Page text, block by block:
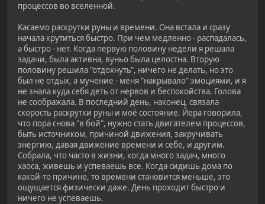
процессов во вселенной.
Касаемо раскрутки руны и времени. Она встала и сразу
начала крутиться быстро. При чем медленно - распадалась,
а быстро - нет. Когда первую половину недели я решала
задачи, была активна, вуньо была целостна. Вторую
половину решила "отдохнуть", ничего не делать, но это
был не отдых, а мучение - меня "накрывало" эмоциями, и я
не знала куда себя деть от нервов и беспокойства. Голова
не соображала. В последний день, наконец, связала
скорость раскрутки руны и моё состояние. Йера говорила,
что пора снова "в бой", нужно стать двигателем процессов,
быть источником, причиной движения, закручивать
энергию, давая движение времени и себе, и другим.
Собрала, что часто в жизни, когда много задач, много
хаоса, живешь и успеваешь все. Когда сидишь дома по
какой-то причине, то времени становится меньше, это
ощущается физически даже. День проходит быстро и
ничего не успеваешь.